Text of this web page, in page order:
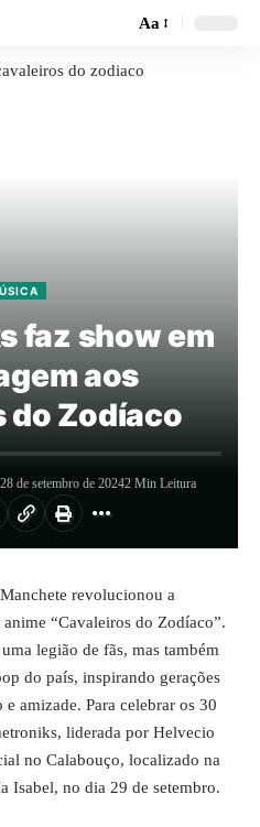
Aa
faz show em
aos
do Zodíaco
de setembro de 20242 Min Leitura
revolucionou a
“Cavaleiros do Zodíaco”.
legião de fãs, mas também
do país, inspirando gerações
amizade. Para celebrar os 30
liderada por Helvecio
no Calabouço, localizado na
Isabel, no dia 29 de setembro.